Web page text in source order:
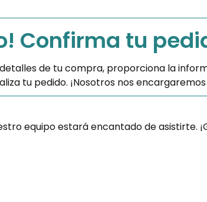
Confirma tu
detalles de tu compra, proporciona la
tu pedido. ¡Nosotros nos
equipo estará encantado de asistirte.